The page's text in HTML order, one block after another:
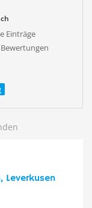
Einträge
Leverkusen